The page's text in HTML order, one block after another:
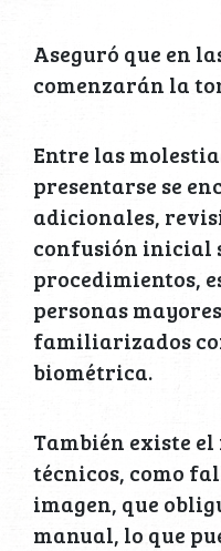
Aseguró que en
comenzarán la
Entre las
presentarse se
adicionales,
confusión inicial
procedimientos,
personas
familiarizados
biométrica.
También existe
técnicos, como
imagen, que
manual, lo que